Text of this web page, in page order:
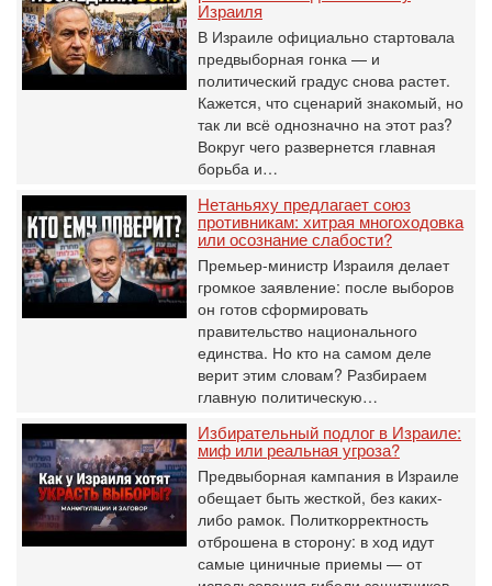
Израиля
В Израиле официально стартовала
предвыборная гонка — и
политический градус снова растет.
Кажется, что сценарий знакомый, но
так ли всё однозначно на этот раз?
Вокруг чего развернется главная
борьба и…
Нетаньяху предлагает союз
противникам: хитрая многоходовка
или осознание слабости?
Премьер-министр Израиля делает
громкое заявление: после выборов
он готов сформировать
правительство национального
единства. Но кто на самом деле
верит этим словам? Разбираем
главную политическую…
Избирательный подлог в Израиле:
миф или реальная угроза?
Предвыборная кампания в Израиле
обещает быть жесткой, без каких-
либо рамок. Политкорректность
отброшена в сторону: в ход идут
самые циничные приемы — от